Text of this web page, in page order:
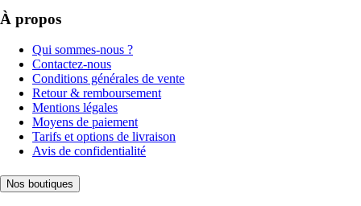
À propos
Qui sommes-nous ?
Contactez-nous
Conditions générales de vente
Retour & remboursement
Mentions légales
Moyens de paiement
Tarifs et options de livraison
Avis de confidentialité
Nos boutiques